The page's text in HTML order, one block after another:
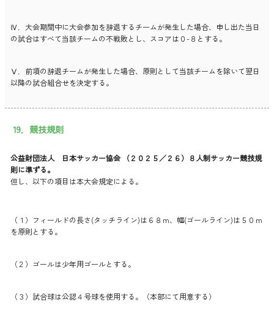
Ⅳ．大会期間中に大会参加を辞退するチームが発生した場合、申し出た当日
の試合はすべて当該チームの不戦敗とし、スコアは０-８とする。
Ⅴ．前項の辞退チームが発生した場合、原則として当該チームを除いて翌日
以降の試合組合せを決定する。
19．競技規則
公益財団法人 日本サッカー協会 （２０２５／２６）８人制サッカー競技規
則に準ずる。
但し、以下の項目は本大会規定による。
（１）フィールドの長さ(タッチライン)は６８ｍ、幅(ゴールライン)は５０ｍ
を原則とする。
（２）ゴールは少年用ゴールとする。
（３）試合球は公認４号球を使用する。（本部にて用意する）